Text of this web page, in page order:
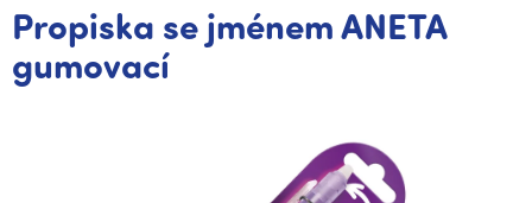
Propiska se jménem ANETA
gumovací